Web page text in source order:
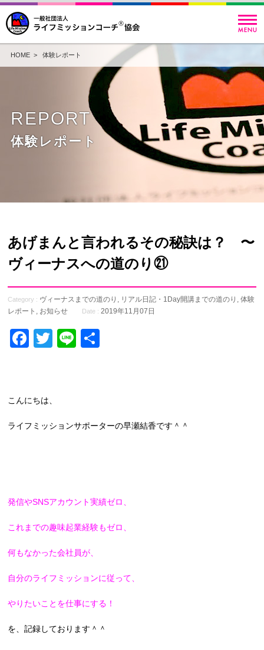
HOME> 体験レポート
REPORT
体験レポート
あげまんと言われるその秘訣は？ 〜
ヴィーナスへの道のり㉑
Category : ヴィーナスまでの道のり , リアル日記・1Day開講までの道のり ,体験
レポート , お知らせ Date : 2019年11月07日
Facebook
Twitter
Line
こんにちは、
ライフミッションサポーターの早瀬結香です＾＾
発信やSNSアカウント実績ゼロ、
これまでの趣味起業経験もゼロ、
何もなかった会社員が、
自分のライフミッションに従って、
やりたいことを仕事にする！
を、記録しております＾＾